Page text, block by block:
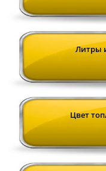
Литры
Цвет